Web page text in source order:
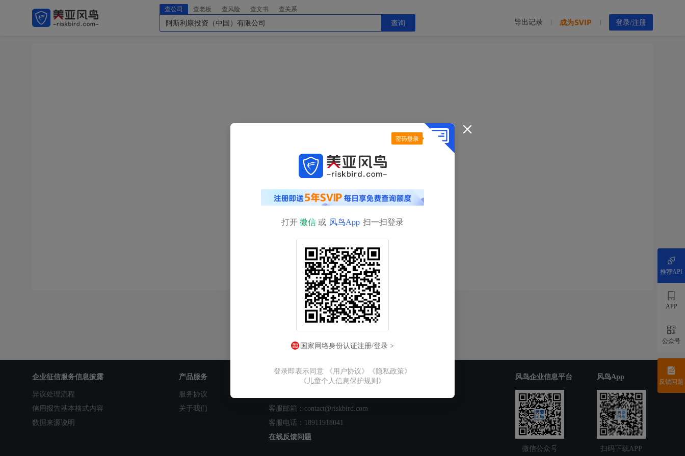
查公司 查老板 查风险 查文书 查关系
查询 导出记录 成为 登录/注册
明日0点自动恢复查询额度
如需立即查询，请充值获取更多查询额度>>
企业征信服务信息披露
异议处理流程
信用报告基本格式内容
数据来源说明
产品服务
服务协议
关于我们
联系我们
客服邮箱：contact@riskbird.com
客服电话：18911918041
在线反馈问题
风鸟企业信息平台
微信公众号
风鸟App
扫码下载APP
推荐API
APP
公众号
反馈问题
打开 微信 或 风鸟App 扫一扫登录
国家网络身份认证注册/登录 >
登录即表示同意 《用户协议》
《隐私政策》
《儿童个人信息保护规则》